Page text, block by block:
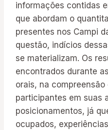
informações contidas
que abordam o
presentes nos Campi
questão, indícios
se materializam. Os
encontrados durante
orais, na
participantes em suas
posicionamentos, já
ocupados,